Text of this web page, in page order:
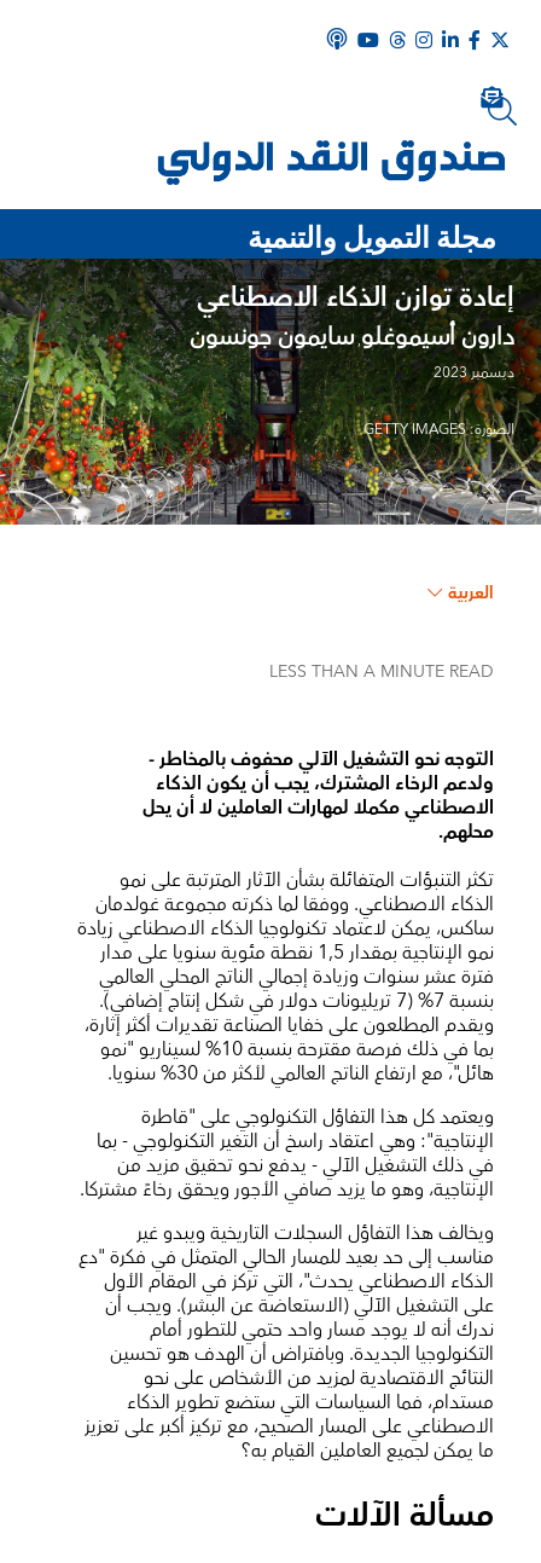
مجلة التمويل والتنمية
إعادة توازن الذكاء الاصطناعي
‌دارون أسيموغلو,سايمون جونسون
ديسمبر 2023
الصورة: GETTY IMAGES
العربية
LESS THAN A MINUTE READ
التوجه نحو التشغيل الآلي محفوف بالمخاطر -
ولدعم الرخاء المشترك، يجب أن يكون الذكاء
الاصطناعي مكملا لمهارات العاملين لا أن يحل
محلهم.
تكثر التنبؤات المتفائلة بشأن الآثار المترتبة على نمو
الذكاء الاصطناعي. ووفقا لما ذكرته مجموعة غولدمان
ساكس، يمكن لاعتماد تكنولوجيا الذكاء الاصطناعي زيادة
نمو الإنتاجية بمقدار 1,5 نقطة مئوية سنويا على مدار
فترة عشر سنوات وزيادة إجمالي الناتج المحلي العالمي
بنسبة 7% (7 تريليونات دولار في شكل إنتاج إضافي).
ويقدم المطلعون على خفايا الصناعة تقديرات أكثر إثارة،
بما في ذلك فرصة مقترحة بنسبة 10% لسيناريو "نمو
هائل"، مع ارتفاع الناتج العالمي لأكثر من 30% سنويا.
ويعتمد كل هذا التفاؤل التكنولوجي على "قاطرة
الإنتاجية": وهي اعتقاد راسخ أن التغير التكنولوجي - بما
في ذلك التشغيل الآلي - يدفع نحو تحقيق مزيد من
الإنتاجية، وهو ما يزيد صافي الأجور ويحقق رخاءً مشتركا.
ويخالف هذا التفاؤل السجلات التاريخية ويبدو غير
مناسب إلى حد بعيد للمسار الحالي المتمثل في فكرة "دع
الذكاء الاصطناعي يحدث"، التي تركز في المقام الأول
على التشغيل الآلي (الاستعاضة عن البشر). ويجب أن
ندرك أنه لا يوجد مسار واحد حتمي للتطور أمام
التكنولوجيا الجديدة. وبافتراض أن الهدف هو تحسين
النتائج الاقتصادية لمزيد من الأشخاص على نحو
مستدام، فما السياسات التي ستضع تطوير الذكاء
الاصطناعي على المسار الصحيح، مع تركيز أكبر على تعزيز
ما يمكن لجميع العاملين القيام به؟
مسألة الآلات